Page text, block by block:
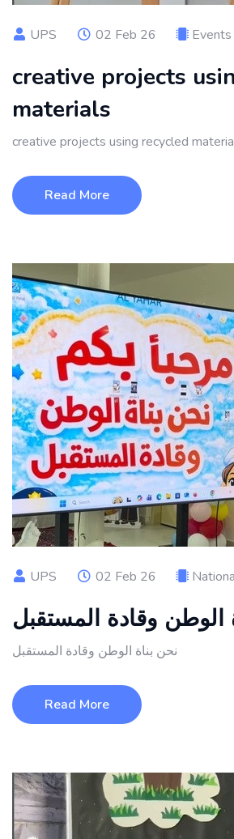
UPS 02 Feb 26 Events
creative projects
materials
creative projects using recycled
Read More
UPS 02 Feb 26
الوطن وقادة المستقبل
نحن بناة الوطن وقادة المستقبل
Read More